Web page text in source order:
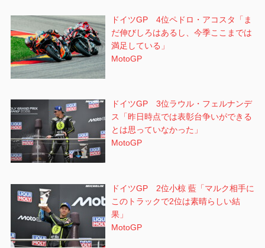
ドイツGP 4位ペドロ・アコスタ「ま
だ伸びしろはあるし、今季ここまでは
満足している」
MotoGP
ドイツGP 3位ラウル・フェルナンデ
ス「昨日時点では表彰台争いができる
とは思っていなかった」
MotoGP
ドイツGP 2位小椋 藍「マルク相手に
このトラックで2位は素晴らしい結
果」
MotoGP